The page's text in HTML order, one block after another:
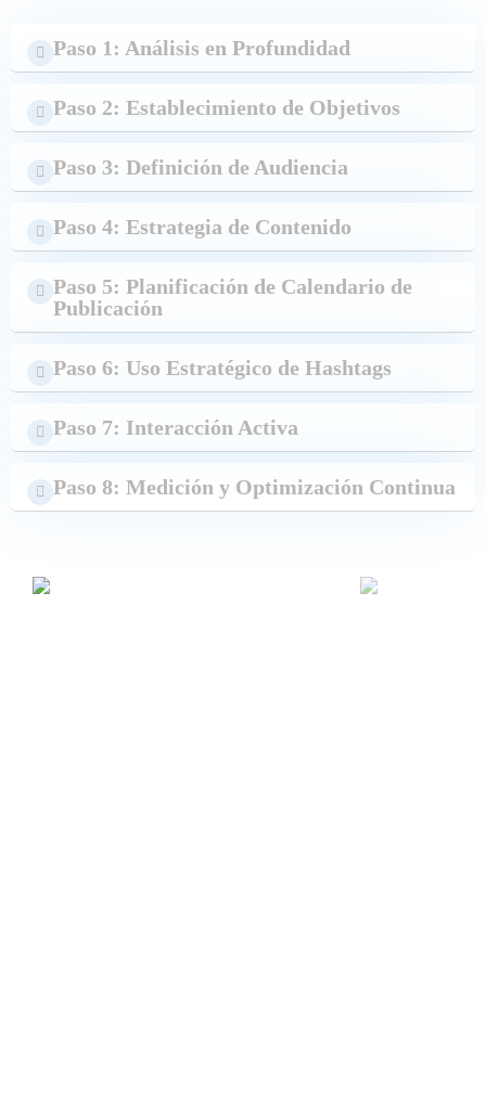
Paso 1: Análisis en Profundidad
Paso 2: Establecimiento de Objetivos
Paso 3: Definición de Audiencia
Paso 4: Estrategia de Contenido
Paso 5: Planificación de Calendario de
Publicación
Paso 6: Uso Estratégico de Hashtags
Paso 7: Interacción Activa
Paso 8: Medición y Optimización Continua